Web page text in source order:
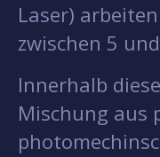
Laser)
zwischen 5
Innerhalb
Mischung aus